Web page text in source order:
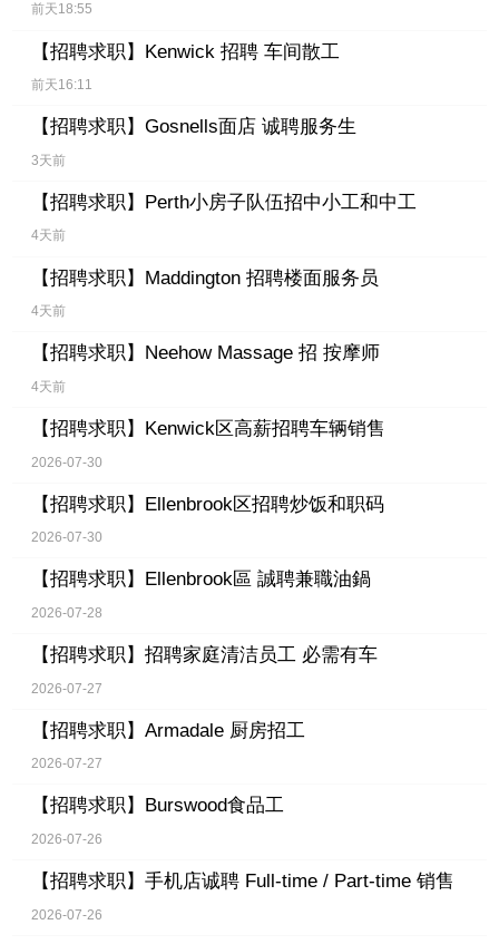
前天18:55
【招聘求职】 Kenwick 招聘 车间散工
前天16:11
【招聘求职】 Gosnells面店 诚聘服务生
3天前
【招聘求职】 Perth小房子队伍招中小工和中工
4天前
【招聘求职】 Maddington 招聘楼面服务员
4天前
【招聘求职】 Neehow Massage 招 按摩师
4天前
【招聘求职】 Kenwick区高薪招聘车辆销售
2026-07-30
【招聘求职】 Ellenbrook区招聘炒饭和职码
2026-07-30
【招聘求职】 Ellenbrook區 誠聘兼職油鍋
2026-07-28
【招聘求职】 招聘家庭清洁员工 必需有车
2026-07-27
【招聘求职】 Armadale 厨房招工
2026-07-27
【招聘求职】 Burswood食品工
2026-07-26
【招聘求职】 手机店诚聘 Full-time / Part-time 销售
2026-07-26